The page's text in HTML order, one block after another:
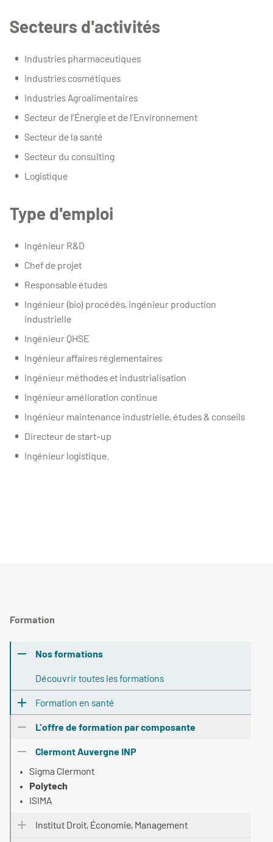
Secteurs d'activités
Industries pharmaceutiques
Industries cosmétiques
Industries Agroalimentaires
Secteur de l’Énergie et de l’Environnement
Secteur de la santé
Secteur du consulting
Logistique
Type d'emploi
Ingénieur R&D
Chef de projet
Responsable études
Ingénieur (bio) procédés, ingénieur production
industrielle
Ingénieur QHSE
Ingénieur affaires réglementaires
Ingénieur méthodes et industrialisation
Ingénieur amélioration continue
Ingénieur maintenance industrielle, études & conseils
Directeur de start-up
Ingénieur logistique.
Formation
Nos formations
Découvrir toutes les formations
Formation en santé
L'offre de formation par composante
Clermont Auvergne INP
Sigma Clermont
Polytech
ISIMA
Institut Droit, Économie, Management